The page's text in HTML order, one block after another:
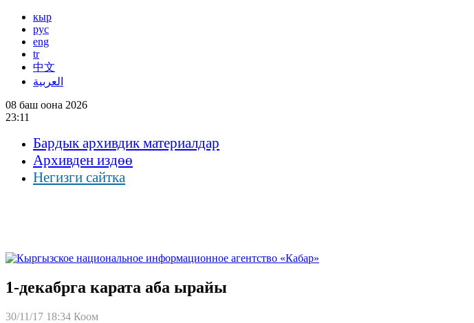
кыр
рус
eng
tr
中文
العربية
08 баш оона 2026
23:11
Бардык архивдик материалдар
Архивден издөө
Негизги сайтка
1-декабрга карата аба ырайы
30/11/17 18:34 Коом